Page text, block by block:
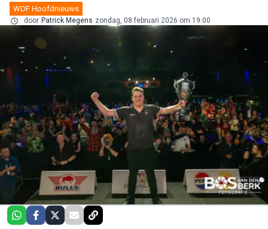
WDF Hoofdnieuws
door Patrick Megens zondag, 08 februari 2026 om 19:00